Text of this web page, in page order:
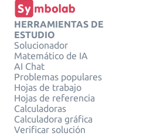
HERRAMIENTAS DE
ESTUDIO
Solucionador
Matemático de IA
AI Chat
Problemas populares
Hojas de trabajo
Hojas de referencia
Calculadoras
Calculadora gráfica
Verificar solución